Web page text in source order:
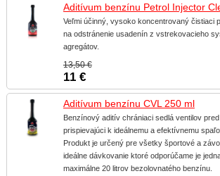
Aditívum benzínu Petrol Injector
Veľmi účinný, vysoko koncentrovaný čistiaci
na odstránenie usadenín z vstrekovacieho
agregátov.
13,50 €
11 €
Aditívum benzínu CVL 250 ml
Benzínový aditív chrániaci sedlá ventilov
prispievajúci k ideálnemu a efektívnemu
Produkt je určený pre všetky športové a
ideálne dávkovanie ktoré odporúčame je
maximálne 20 litrov bezolovnatého benzínu.